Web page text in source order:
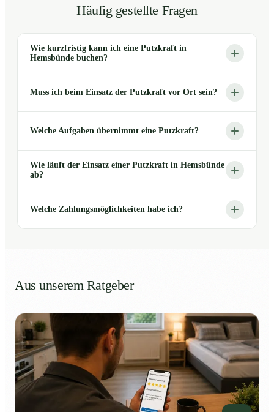
Häufig gestellte Fragen
Wie kurzfristig kann ich eine Putzkraft in
Hemsbünde buchen?
Muss ich beim Einsatz der Putzkraft vor Ort sein?
Welche Aufgaben übernimmt eine Putzkraft?
Wie läuft der Einsatz einer Putzkraft in Hemsbünde
ab?
Welche Zahlungsmöglichkeiten habe ich?
Aus unserem Ratgeber